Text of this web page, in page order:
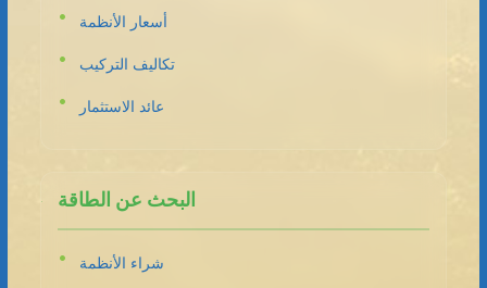
أسعار الأنظمة
تكاليف التركيب
عائد الاستثمار
البحث عن الطاقة
شراء الأنظمة